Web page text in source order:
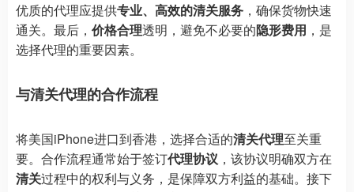
优质的代理应提供专业、高效的清关服务 ，确保货物快速
通关。最后， 价格合理透明，避免不必要的隐形费用 ，是
选择代理的重要因素。
与清关代理的合作流程
将美国iPhone进口到香港，选择合适的清关代理至关重
要。合作流程通常始于签订代理协议 ，该协议明确双方在
清关过程中的权利与义务，是保障双方利益的基础。接下